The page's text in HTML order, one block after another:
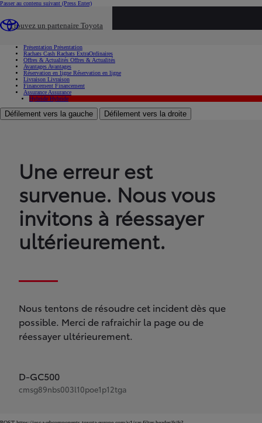
Passer au contenu suivant (Press Enter)
Trouvez un partenaire Toyota
Présentation Présentation
Rachats Cash Rachats ExtraOrdinaires
Offres & Actualités Offres & Actualités
Avantages Avantages
Réservation en ligne Réservation en ligne
Livraison Livraison
Financement Financement
Assurance Assurance
Hybride Hybride
Défilement vers la gauche Défilement vers la droite
Une erreur est
survenue. Nous vous
invitons à réessayer
ultérieurement.
Nous tentons de résoudre cet incident dès que
possible. Merci de rafraichir la page ou de
réessayer ultérieurement.
D-GC500
cmsg89nbs003l10poe1p12tga